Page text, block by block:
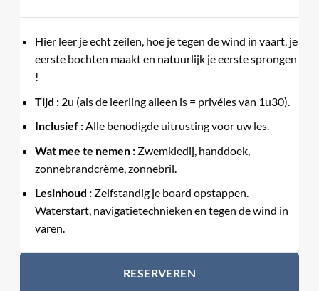
Hier leer je echt zeilen, hoe je tegen de wind in vaart, je
eerste bochten maakt en natuurlijk je eerste sprongen
!
Tijd : 2u (als de leerling alleen is = privéles van 1u30).
Inclusief :Alle benodigde uitrusting voor uw les.
Wat mee te nemen : Zwemkledij, handdoek,
zonnebrandcrème, zonnebril.
Lesinhoud : Zelfstandig je board opstappen.
Waterstart, navigatietechnieken en tegen de wind in
varen.
RESERVEREN